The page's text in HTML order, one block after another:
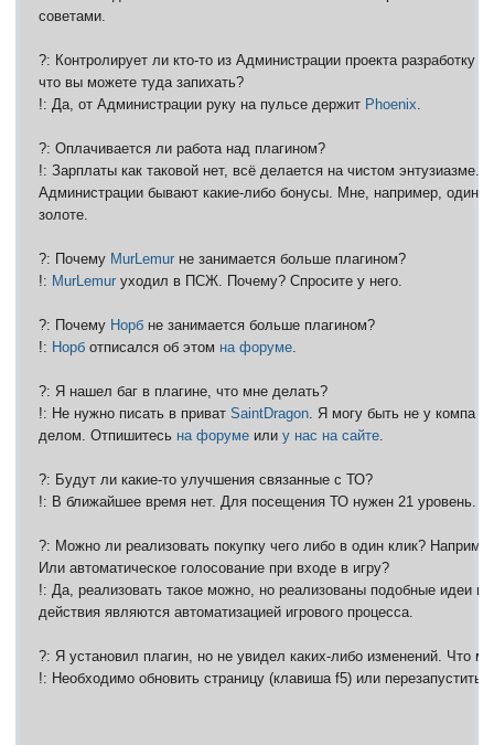
советами.
?: Контролирует ли кто-то из Администрации проекта разработку
что вы можете туда запихать?
!: Да, от Администрации руку на пульсе держит Phoenix.
?: Оплачивается ли работа над плагином?
!: Зарплаты как таковой нет, всё делается на чистом энтузиазме.
Администрации бывают какие-либо бонусы. Мне, например, один
золоте.
?: Почему MurLemur не занимается больше плагином?
!: MurLemur уходил в ПСЖ. Почему? Спросите у него.
?: Почему Норб не занимается больше плагином?
!: Норб отписался об этом на форуме.
?: Я нашел баг в плагине, что мне делать?
!: Не нужно писать в приватSaintDragon. Я могу быть не у компа
делом. Отпишитесь на форуме илиу нас на сайте.
?: Будут ли какие-то улучшения связанные с ТО?
!: В ближайшее время нет. Для посещения ТО нужен 21 уровень.
?: Можно ли реализовать покупку чего либо в один клик?
Или автоматическое голосование при входе в игру?
!: Да, реализовать такое можно, но реализованы подобные идеи
действия являются автоматизацией игрового процесса.
?: Я установил плагин, но не увидел каких-либо изменений. Что
!: Необходимо обновить страницу (клавиша f5) или перезапустить